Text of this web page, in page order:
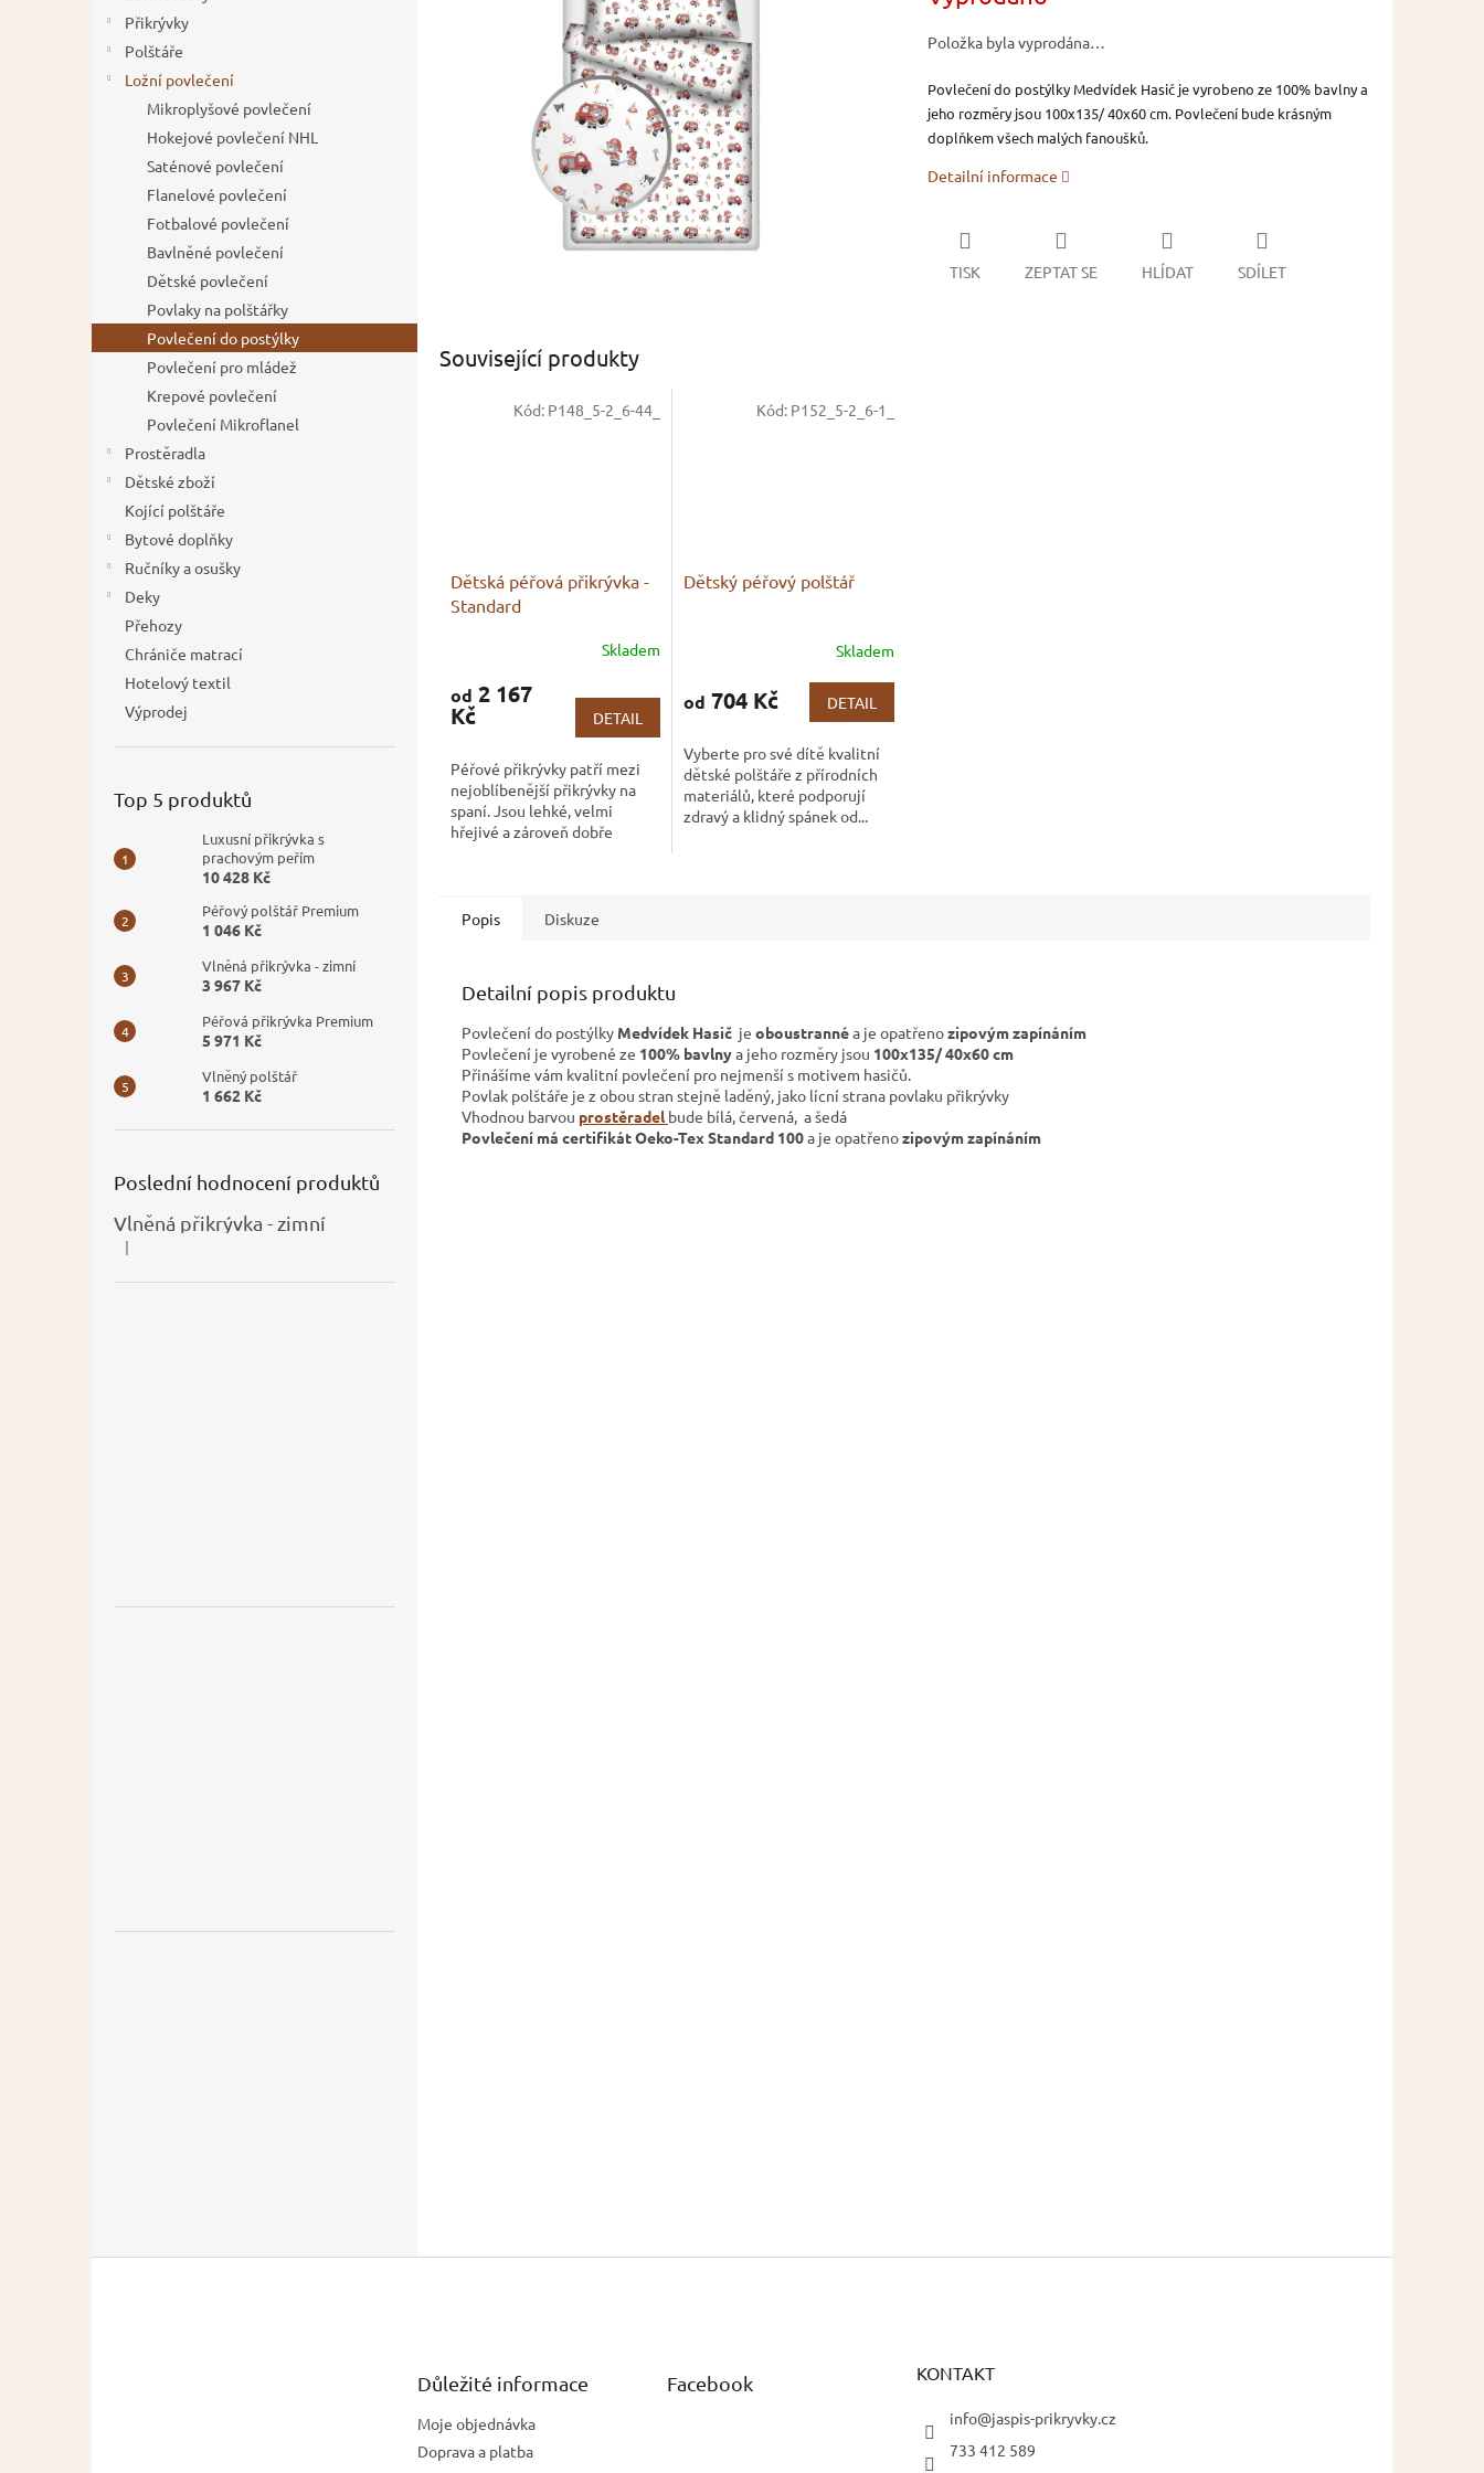
Přikrývky
Polštáře
Ložní povlečení
Mikroplyšové povlečení
Hokejové povlečení NHL
Saténové povlečení
Flanelové povlečení
Fotbalové povlečení
Bavlněné povlečení
Dětské povlečení
Povlaky na polštářky
Povlečení do postýlky
Povlečení pro mládež
Krepové povlečení
Povlečení Mikroflanel
Prostěradla
Dětské zboží
Kojící polštáře
Bytové doplňky
Ručníky a osušky
Deky
Přehozy
Chrániče matrací
Hotelový textil
Výprodej
Top 5 produktů
Luxusní přikrývka s
prachovým peřím
10 428 Kč
Péřový polštář Premium
1 046 Kč
Vlněná přikrývka - zimní
3 967 Kč
Péřová přikrývka Premium
5 971 Kč
Vlněný polštář
1 662 Kč
Poslední hodnocení produktů
Vlněná přikrývka - zimní
Hodnocení produktu je 5 z 5 hvězdiček.
|
hvězdiček.
Položka byla vyprodána…
Povlečení do postýlky Medvídek Hasič je vyrobeno ze 100% bavlny a
jeho rozměry jsou 100x135/ 40x60 cm. Povlečení bude krásným
doplňkem všech malých fanoušků.
Detailní informace
TISK ZEPTAT SE HLÍDAT SDÍLET
Související produkty
Dětská péřová přikrývka -
Standard
produktu
je
5
hvězdiček.
Skladem
od 2 167
Kč DETAIL
Péřové přikrývky patří mezi
nejoblíbenější přikrývky na
spaní. Jsou lehké, velmi
hřejivé a zároveň dobře
Kód: P148_5-2_6-44_
Dětský péřový polštář
produktu
z
5
hvězdiček.
Skladem
od 704 Kč DETAIL
Vyberte pro své dítě kvalitní
dětské polštáře z přírodních
materiálů, které podporují
zdravý a klidný spánek od...
Kód: P152_5-2_6-1_
Popis Diskuze
Detailní popis produktu
Povlečení do postýlky Medvídek Hasič je oboustrannéa je opatřenozipovým zapínáním
Povlečení je vyrobené ze 100% bavlnya jeho rozměry jsou 100x135/ 40x60 cm
Přinášíme vám kvalitní povlečení pro nejmenší s motivem hasičů.
Povlak polštáře je z obou stran stejně laděný, jako lícní strana povlaku přikrývky
Vhodnou barvou prostěradelbude bílá, červená, a šedá
Povlečení má certifikát Oeko-Tex Standard 100a je opatřenozipovým zapínáním
Důležité informace
Moje objednávka
Doprava a platba
Facebook KONTAKT
info@jaspis-prikryvky.cz
733 412 589